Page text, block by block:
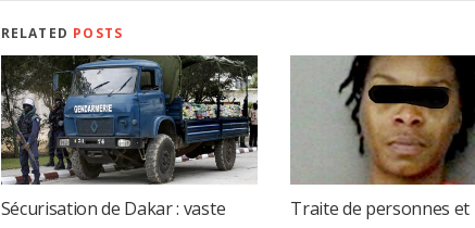
RELATED POSTS
Sécurisation de Dakar : vaste
Traite de personnes et